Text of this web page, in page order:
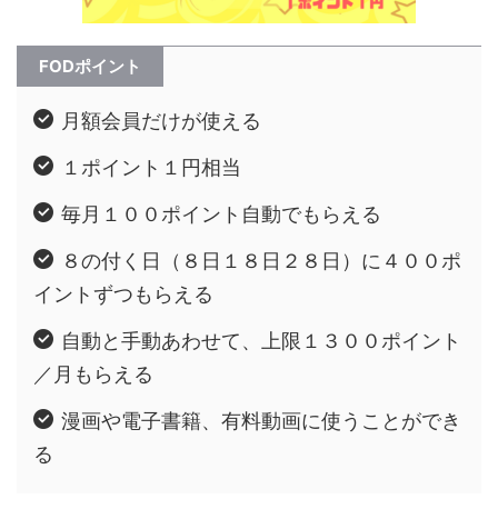
FODポイント
月額会員だけが使える
１ポイント１円相当
毎月１００ポイント自動でもらえる
８の付く日（８日１８日２８日）に４００ポ
イントずつもらえる
自動と手動あわせて、上限１３００ポイント
／月もらえる
漫画や電子書籍、有料動画に使うことができ
る